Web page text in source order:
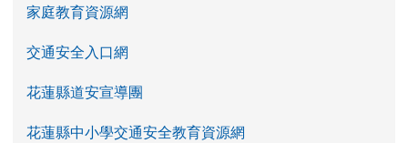
家庭教育資源網
交通安全入口網
花蓮縣道安宣導團
花蓮縣中小學交通安全教育資源網